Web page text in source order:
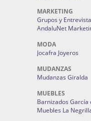
MARKETING
Grupos y
AndaluNet
MODA
Jocafra Joyeros
MUDANZAS
Mudanzas Giralda
MUEBLES
Barnizados García
Muebles La